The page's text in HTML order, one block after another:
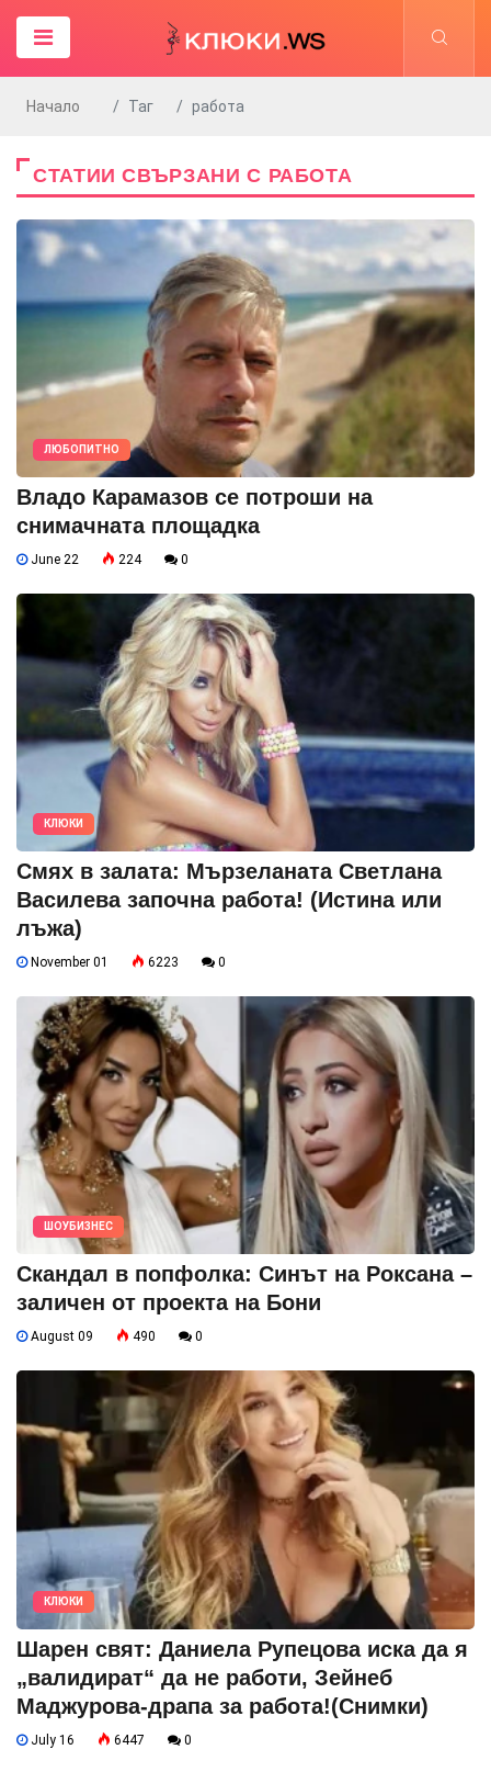
Начало Таг работа
СТАТИИ СВЪРЗАНИ С РАБОТА
ЛЮБОПИТНО
Владо Карамазов се потроши на
снимачната площадка
June 22 224 0
КЛЮКИ
Смях в залата: Мързеланата Светлана
Василева започна работа! (Истина или
лъжа)
November 01 6223 0
ШОУБИЗНЕС
Скандал в попфолка: Синът на Роксана –
заличен от проекта на Бони
August 09 490 0
КЛЮКИ
Шарен свят: Даниела Рупецова иска да я
„валидират“ да не работи, Зейнеб
Маджурова-драпа за работа!(Снимки)
July 16 6447 0